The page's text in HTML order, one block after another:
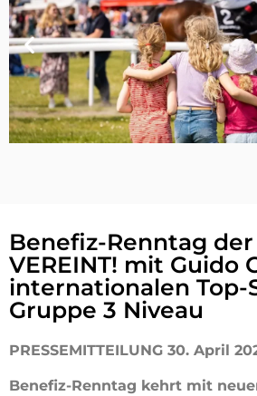
Benefiz-Renntag
VEREINT! mit Guido
internationalen Top-
Gruppe 3 Niveau
PRESSEMITTEILUNG 30. April
Benefiz-Renntag kehrt mit